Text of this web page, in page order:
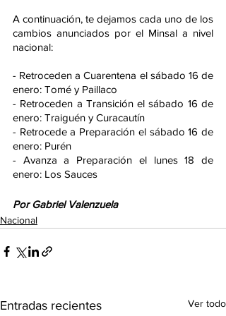
A continuación, te dejamos cada uno de los
cambios anunciados por el Minsal a nivel
nacional:
- Retroceden a Cuarentena el sábado 16 de
enero: Tomé y Paillaco
- Retroceden a Transición el sábado 16 de
enero: Traiguén y Curacautín
- Retrocede a Preparación el sábado 16 de
enero: Purén
- Avanza a Preparación el lunes 18 de
enero: Los Sauces
Por Gabriel Valenzuela
Nacional
Entradas recientes Ver todo